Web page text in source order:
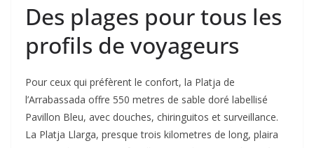
Des plages pour tous les
profils de voyageurs
Pour ceux qui préfèrent le confort, la Platja de
l’Arrabassada offre 550 metres de sable doré labellisé
Pavillon Bleu, avec douches, chiringuitos et surveillance.
La Platja Llarga, presque trois kilometres de long, plaira